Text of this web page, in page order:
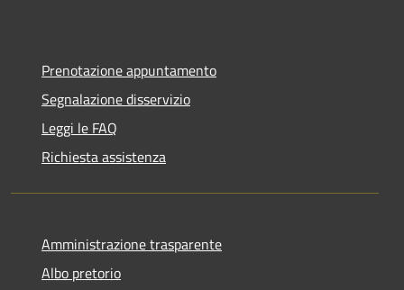
Prenotazione appuntamento
Segnalazione disservizio
Leggi le FAQ
Richiesta assistenza
Amministrazione trasparente
Albo pretorio